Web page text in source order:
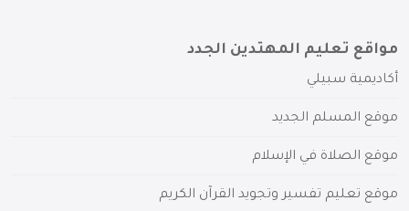
مواقع تعليم المهتدين الجدد
أكاديمية سبيلي
موقع المسلم الجديد
موقع الصلاة في الإسلام
موقع تعليم تفسير وتجويد القرآن الكريم